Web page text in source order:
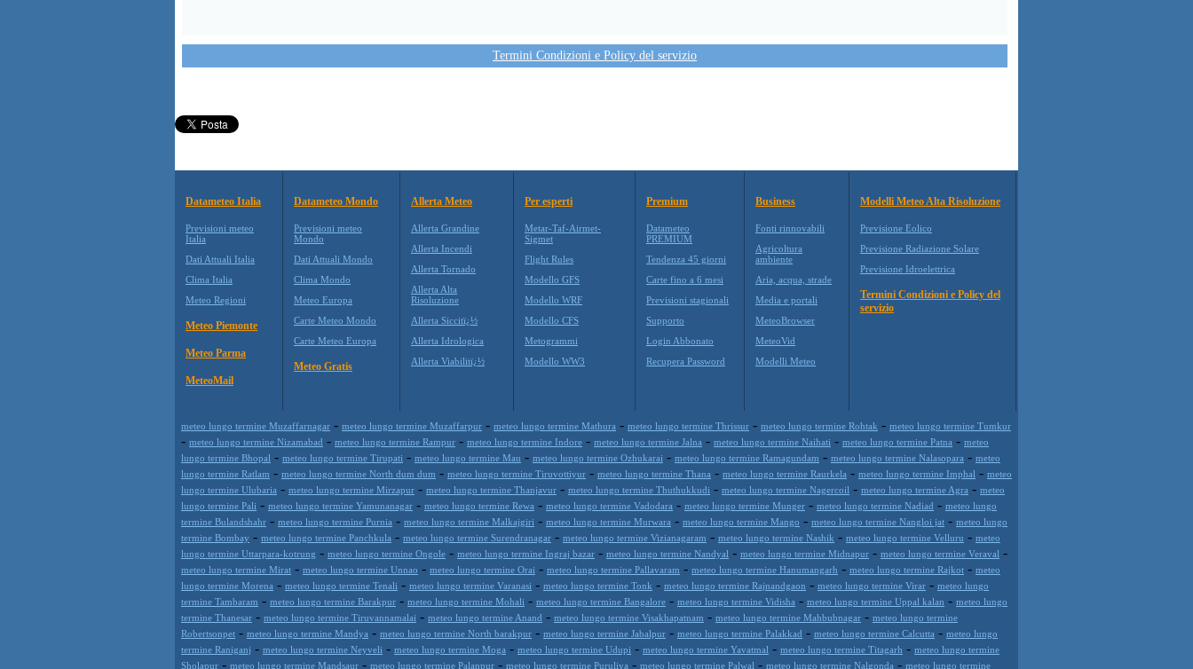
Termini Condizioni e Policy del servizio
Datameteo Italia
Previsioni meteo
Italia
Dati Attuali Italia
Clima Italia
Meteo Regioni
Meteo Piemonte
Meteo Parma
MeteoMail
Datameteo Mondo
Previsioni meteo
Mondo
Dati Attuali Mondo
Clima Mondo
Meteo Europa
Carte Meteo Mondo
Carte Meteo Europa
Meteo Gratis
Allerta Meteo
Allerta Grandine
Allerta Incendi
Allerta Tornado
Allerta Alta
Risoluzione
Allerta Siccitï¿½
Allerta Idrologica
Allerta Viabilitï¿½
Per esperti
Metar-Taf-Airmet-
Sigmet
Flight Rules
Modello GFS
Modello WRF
Modello CFS
Metogrammi
Modello WW3
Premium
Datameteo
PREMIUM
Tendenza 45 giorni
Carte fino a 6 mesi
Previsioni stagionali
Supporto
Login Abbonato
Recupera Password
Business
Fonti rinnovabili
Agricoltura
ambiente
Aria, acqua, strade
Media e portali
MeteoBrowser
MeteoVid
Modelli Meteo
Modelli Meteo Alta Risoluzione
Previsione Eolico
Previsione Radiazione Solare
Previsione Idroelettrica
Termini Condizioni e Policy del
servizio
meteo lungo termine Muzaffarnagar - meteo lungo termine Muzaffarpur - meteo lungo termine Mathura - meteo lungo termine Thrissur - meteo lungo termine Rohtak - meteo lungo termine Tumkur
- meteo lungo termine Nizamabad - meteo lungo termine Rampur - meteo lungo termine Indore - meteo lungo termine Jalna - meteo lungo termine Naihati - meteo lungo termine Patna - meteo
lungo termine Bhopal - meteo lungo termine Tirupati - meteo lungo termine Mau - meteo lungo termine Ozhukarai - meteo lungo termine Ramagundam - meteo lungo termine Nalasopara - meteo
lungo termine Ratlam - meteo lungo termine North dum dum - meteo lungo termine Tiruvottiyur - meteo lungo termine Thana - meteo lungo termine Raurkela - meteo lungo termine Imphal - meteo
lungo termine Ulubaria - meteo lungo termine Mirzapur - meteo lungo termine Thanjavur - meteo lungo termine Thuthukkudi - meteo lungo termine Nagercoil - meteo lungo termine Agra - meteo
lungo termine Pali - meteo lungo termine Yamunanagar - meteo lungo termine Rewa - meteo lungo termine Vadodara - meteo lungo termine Munger - meteo lungo termine Nadiad - meteo lungo
termine Bulandshahr - meteo lungo termine Purnia - meteo lungo termine Malkajgiri - meteo lungo termine Murwara - meteo lungo termine Mango - meteo lungo termine Nangloi jat - meteo lungo
termine Bombay - meteo lungo termine Panchkula - meteo lungo termine Surendranagar - meteo lungo termine Vizianagaram - meteo lungo termine Nashik - meteo lungo termine Velluru - meteo
lungo termine Uttarpara-kotrung - meteo lungo termine Ongole - meteo lungo termine Ingraj bazar - meteo lungo termine Nandyal - meteo lungo termine Midnapur - meteo lungo termine Veraval -
meteo lungo termine Mirat - meteo lungo termine Unnao - meteo lungo termine Orai - meteo lungo termine Pallavaram - meteo lungo termine Hanumangarh - meteo lungo termine Rajkot - meteo
lungo termine Morena - meteo lungo termine Tenali - meteo lungo termine Varanasi - meteo lungo termine Tonk - meteo lungo termine Rajnandgaon - meteo lungo termine Virar - meteo lungo
termine Tambaram - meteo lungo termine Barakpur - meteo lungo termine Mohali - meteo lungo termine Bangalore - meteo lungo termine Vidisha - meteo lungo termine Uppal kalan - meteo lungo
termine Thanesar - meteo lungo termine Tiruvannamalai - meteo lungo termine Anand - meteo lungo termine Visakhapatnam - meteo lungo termine Mahbubnagar - meteo lungo termine
Robertsonpet - meteo lungo termine Mandya - meteo lungo termine North barakpur - meteo lungo termine Jabalpur - meteo lungo termine Palakkad - meteo lungo termine Calcutta - meteo lungo
termine Raniganj - meteo lungo termine Neyveli - meteo lungo termine Moga - meteo lungo termine Udupi - meteo lungo termine Yavatmal - meteo lungo termine Titagarh - meteo lungo termine
Sholapur - meteo lungo termine Mandsaur - meteo lungo termine Palanpur - meteo lungo termine Puruliya - meteo lungo termine Palwal - meteo lungo termine Nalgonda - meteo lungo termine